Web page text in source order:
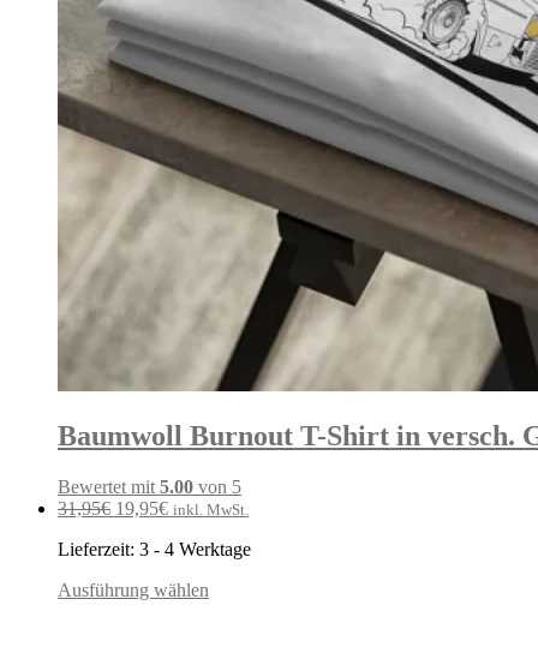
Baumwoll Burnout T-Shirt in versch.
Bewertet mit 5.00 von 5
31,95€ Ursprünglicher
war:
19,95€Aktueller
ist:
inkl. MwSt.
Lieferzeit: 3 - 4 Werktage
Ausführung wählen